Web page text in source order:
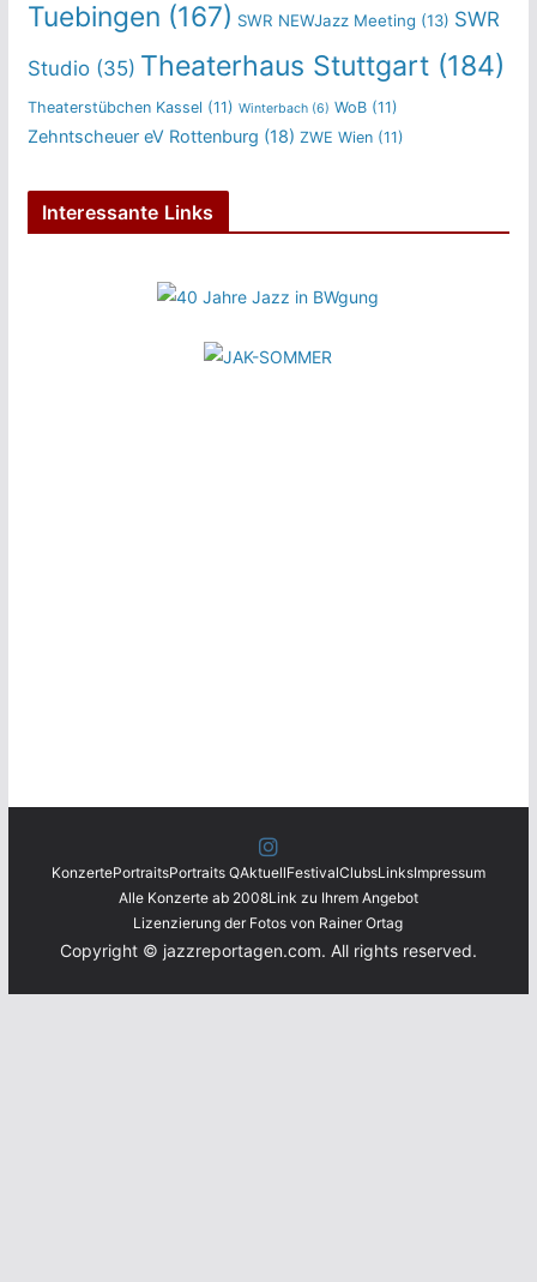
Tuebingen (167) SWR NEWJazz Meeting (13) SWR
Studio(35) Theaterhaus Stuttgart(184)
Theaterstübchen Kassel (11) Winterbach(6) WoB(11)
Zehntscheuer eV Rottenburg (18) ZWE Wien(11)
Interessante Links
KonzertePortraitsPortraits QAktuellFestivalClubsLinksImpressum
Alle Konzerte ab 2008Link zu Ihrem Angebot
Lizenzierung der Fotos von Rainer Ortag
Copyright © jazzreportagen.com. All rights reserved.